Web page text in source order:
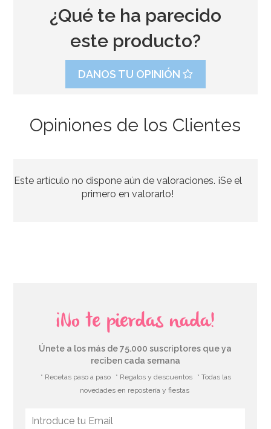
5,95€
¿Qué te ha parecido
este producto?
DANOS TU OPINIÓN
Opiniones de los Clientes
Este artículo no dispone aún de valoraciones. ¡Se el
primero en valorarlo!
¡No te pierdas nada!
Únete a los más de 75.000 suscriptores que ya
reciben cada semana
* Recetas paso a paso * Regalos y descuentos
* Todas las
novedades en repostería y fiestas